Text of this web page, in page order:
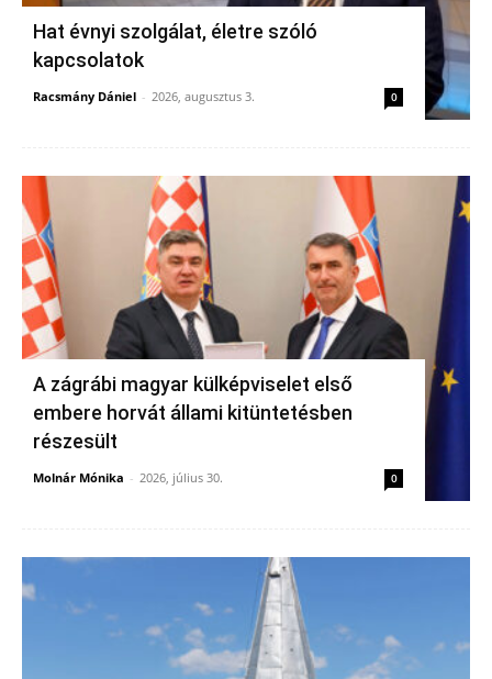
Hat évnyi szolgálat, életre szóló
kapcsolatok
Racsmány Dániel - 2026, augusztus 3. 0
A zágrábi magyar külképviselet első
embere horvát állami kitüntetésben
részesült
Molnár Mónika - 2026, július 30. 0